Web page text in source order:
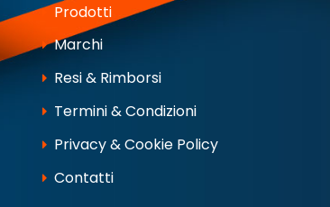
Prodotti
Marchi
Resi & Rimborsi
Termini & Condizioni
Privacy & Cookie Policy
Contatti